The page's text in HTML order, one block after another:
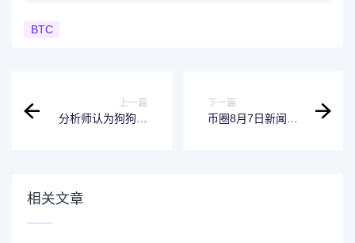
BTC
上一篇
分析师认为狗狗币
下一篇
币圈8月7日新闻资
相关文章